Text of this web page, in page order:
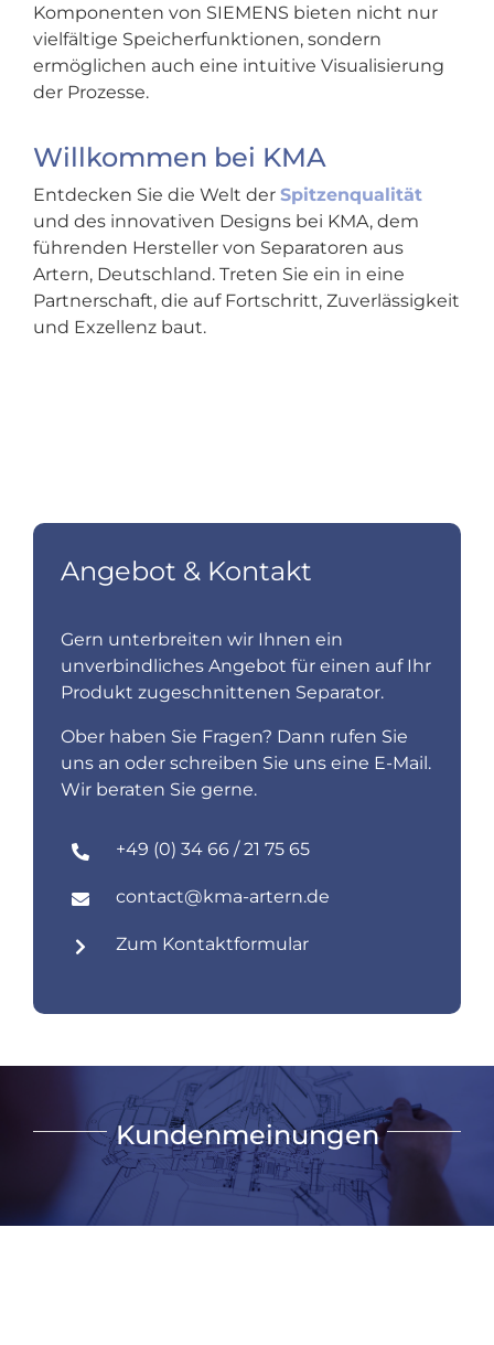
Komponenten von SIEMENS bieten nicht nur
vielfältige Speicherfunktionen, sondern
ermöglichen auch eine intuitive Visualisierung
der Prozesse.
Willkommen bei KMA
Entdecken Sie die Welt der Spitzenqualität
und des innovativen Designs bei KMA, dem
führenden Hersteller von Separatoren aus
Artern, Deutschland. Treten Sie ein in eine
Partnerschaft, die auf Fortschritt, Zuverlässigkeit
und Exzellenz baut.
Angebot & Kontakt
Gern unterbreiten wir Ihnen ein
unverbindliches Angebot für einen auf Ihr
Produkt zugeschnittenen Separator.
Ober haben Sie Fragen? Dann rufen Sie
uns an oder schreiben Sie uns eine E-Mail.
Wir beraten Sie gerne.
+49 (0) 34 66 / 21 75 65
contact@kma-artern.de
Zum Kontaktformular
Kundenmeinungen